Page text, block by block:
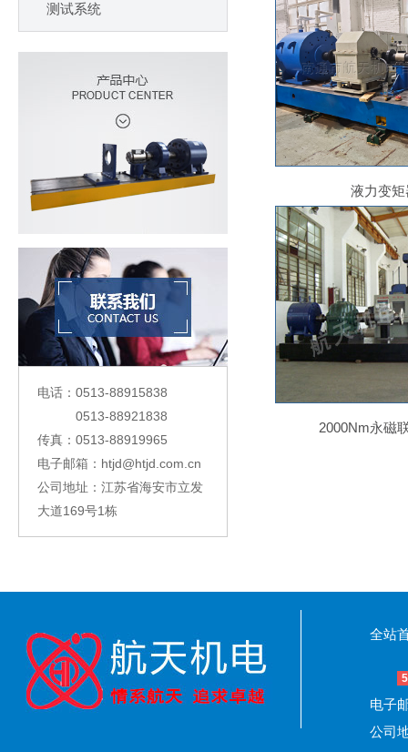
测试系统
电话：0513-88915838
0513-88921838
传真：0513-88919965
电子邮箱：htjd@htjd.com.cn
公司地址：江苏省海安市立发
大道169号1栋
液力变
2000Nm永磁
全站
电子
公司